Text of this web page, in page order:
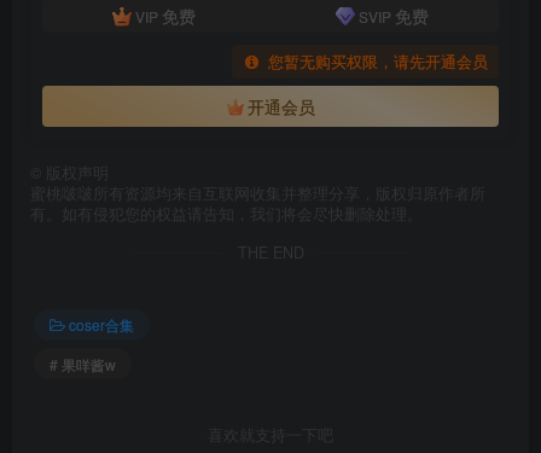
VIP 免费 SVIP 免费
您暂无购买权限，请先开通会员
开通会员
版权声明
蜜桃啵啵所有资源均来自互联网收集并整理分享，版权归原作者所
有。如有侵犯您的权益请告知，我们将会尽快删除处理。
THE END
coser合集
# 果咩酱w
喜欢就支持一下吧